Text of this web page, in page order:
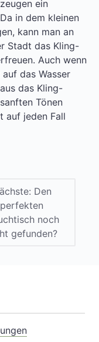
ein
in dem kleinen
kann man an
Stadt das Kling-
Auch wenn
das Wasser
das Kling-
Tönen
auf jeden Fall
Den
perfekten
noch
gefunden?